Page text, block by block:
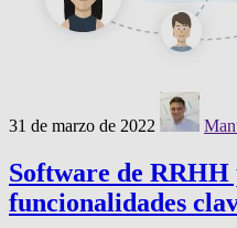
31 de marzo de 2022
Software de
funcionalidades